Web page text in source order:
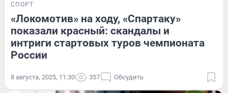
СПОРТ
«Локомотив» на ходу, «Спартаку»
показали красный: скандалы и
интриги стартовых туров чемпионата
России
8 августа, 2025, 11:30 357 Обсудить